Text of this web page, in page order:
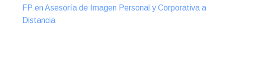
FP en Asesoría de Imagen Personal y Corporativa a
Distancia